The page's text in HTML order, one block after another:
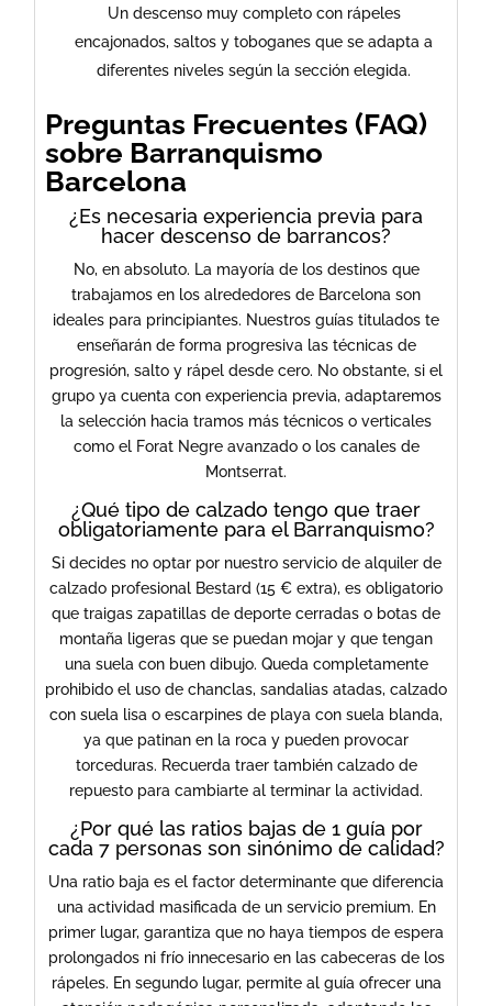
Un descenso muy completo con rápeles
encajonados, saltos y toboganes que se adapta a
diferentes niveles según la sección elegida.
Preguntas Frecuentes (FAQ)
sobre Barranquismo
Barcelona
​¿Es necesaria experiencia previa para
hacer descenso de barrancos?
No, en absoluto. La mayoría de los destinos que
trabajamos en los alrededores de Barcelona son
ideales para principiantes. Nuestros guías titulados te
enseñarán de forma progresiva las técnicas de
progresión, salto y rápel desde cero. No obstante, si el
grupo ya cuenta con experiencia previa, adaptaremos
la selección hacia tramos más técnicos o verticales
como el Forat Negre avanzado o los canales de
Montserrat.
​¿Qué tipo de calzado tengo que traer
obligatoriamente para el Barranquismo?
Si decides no optar por nuestro servicio de alquiler de
calzado profesional Bestard (15 € extra), es obligatorio
que traigas zapatillas de deporte cerradas o botas de
montaña ligeras que se puedan mojar y que tengan
una suela con buen dibujo. Queda completamente
prohibido el uso de chanclas, sandalias atadas, calzado
con suela lisa o escarpines de playa con suela blanda,
ya que patinan en la roca y pueden provocar
torceduras. Recuerda traer también calzado de
repuesto para cambiarte al terminar la actividad.
​¿Por qué las ratios bajas de 1 guía por
cada 7 personas son sinónimo de calidad?
Una ratio baja es el factor determinante que diferencia
una actividad masificada de un servicio premium. En
primer lugar, garantiza que no haya tiempos de espera
prolongados ni frío innecesario en las cabeceras de los
rápeles. En segundo lugar, permite al guía ofrecer una